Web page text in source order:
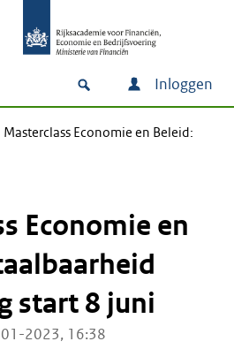
Inloggen
Masterclass Economie en Beleid:
Economie en
start 8 juni
2023, 16:38